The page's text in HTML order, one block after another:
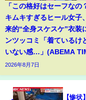
「この格好はセーフなの
キムキすぎるヒール女子
来的“全身スケスケ”衣装
ンツッコミ「着ているけ
いない感…」(ABEMA
2026年8月7日
【惨